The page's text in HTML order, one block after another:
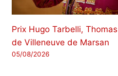
Prix ​​Hugo Tarbelli,
de Villeneuve de Marsan
05/08/2026